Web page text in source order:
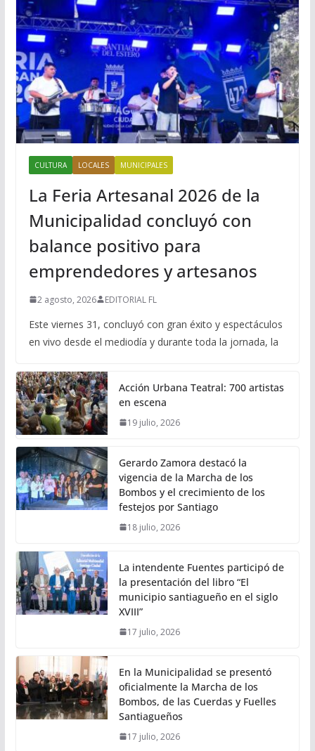
CULTURA LOCALES MUNICIPALES
La Feria Artesanal 2026 de la
Municipalidad concluyó con
balance positivo para
emprendedores y artesanos
2 agosto, 2026 EDITORIAL FL
Este viernes 31, concluyó con gran éxito y espectáculos
en vivo desde el mediodía y durante toda la jornada, la
Acción Urbana Teatral: 700 artistas
en escena
19 julio, 2026
Gerardo Zamora destacó la
vigencia de la Marcha de los
Bombos y el crecimiento de los
festejos por Santiago
18 julio, 2026
La intendente Fuentes participó de
la presentación del libro “El
municipio santiagueño en el siglo
XVIII”
17 julio, 2026
En la Municipalidad se presentó
oficialmente la Marcha de los
Bombos, de las Cuerdas y Fuelles
Santiagueños
17 julio, 2026